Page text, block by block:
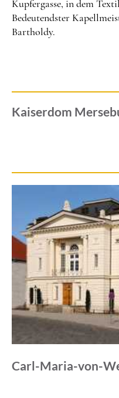
Kupfergasse, in dem
Bedeutendster
Bartholdy.
Kaiserdom
Carl-Maria-von-